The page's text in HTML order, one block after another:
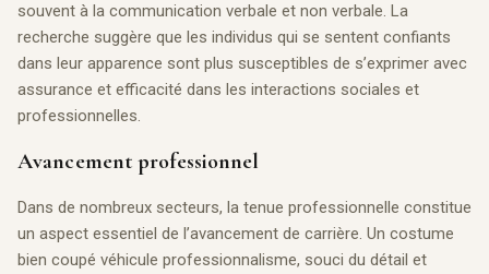
souvent à la communication verbale et non verbale. La
recherche suggère que les individus qui se sentent confiants
dans leur apparence sont plus susceptibles de s’exprimer avec
assurance et efficacité dans les interactions sociales et
professionnelles.
Avancement professionnel
Dans de nombreux secteurs, la tenue professionnelle constitue
un aspect essentiel de l’avancement de carrière. Un costume
bien coupé véhicule professionnalisme, souci du détail et